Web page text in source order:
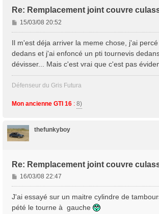
Re: Remplacement joint couvre
M
e
a
g
e
15/03/08 20:52
Il m'est déja arriver la meme chose, j'ai
dedans et j'ai enfoncé un pti tournevis
dévisser... Mais c'est vrai que c'est pas
Défenseur du Gris Futura
Mon ancienne GTI 16 : 8)
thefunkyboy
Re: Remplacement joint couvre
M
e
s
s
16/03/08 22:47
J'ai essayé sur un maitre cylindre de
pété le tourne à gauche